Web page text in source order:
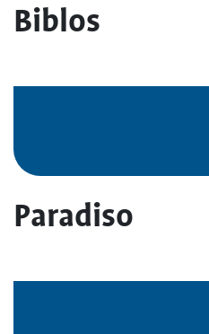
Biblos
Paradiso